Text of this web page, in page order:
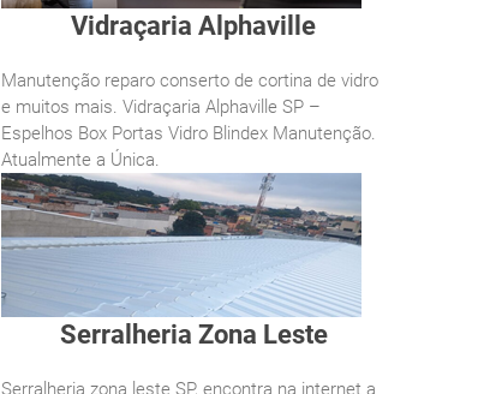
Vidraçaria Alphaville
Manutenção reparo conserto de cortina de vidro
e muitos mais. Vidraçaria Alphaville SP –
Espelhos Box Portas Vidro Blindex Manutenção.
Atualmente a Única.
Serralheria Zona Leste
Serralheria zona leste SP, encontra na internet a